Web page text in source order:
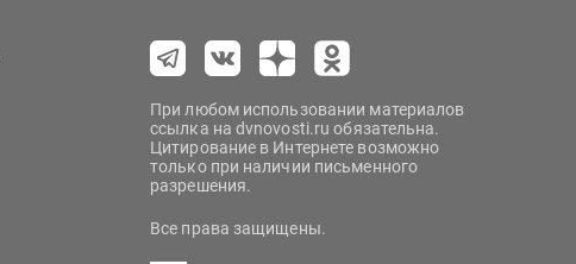
При любом использовании материалов
ссылка на dvnovosti.ru обязательна.
Цитирование в Интернете возможно
только при наличии письменного
разрешения.
Все права защищены.